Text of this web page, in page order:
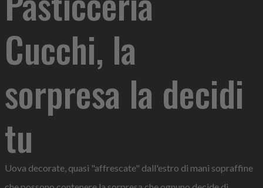
Cucchi, la
sorpresa la decidi
tu
Uova decorate, quasi "affrescate" dall'estro di mani sopraffine